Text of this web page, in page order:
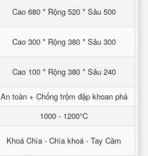
Cao 680 * Rộng 520 * Sâu 500
Cao 300 * Rộng 380 * Sâu 300
Cao 100 * Rộng 380 * Sâu 240
An toàn + Chống trộm đập khoan phá
1000 - 1200°C
Khoá Chìa - Chìa khoá - Tay Cầm